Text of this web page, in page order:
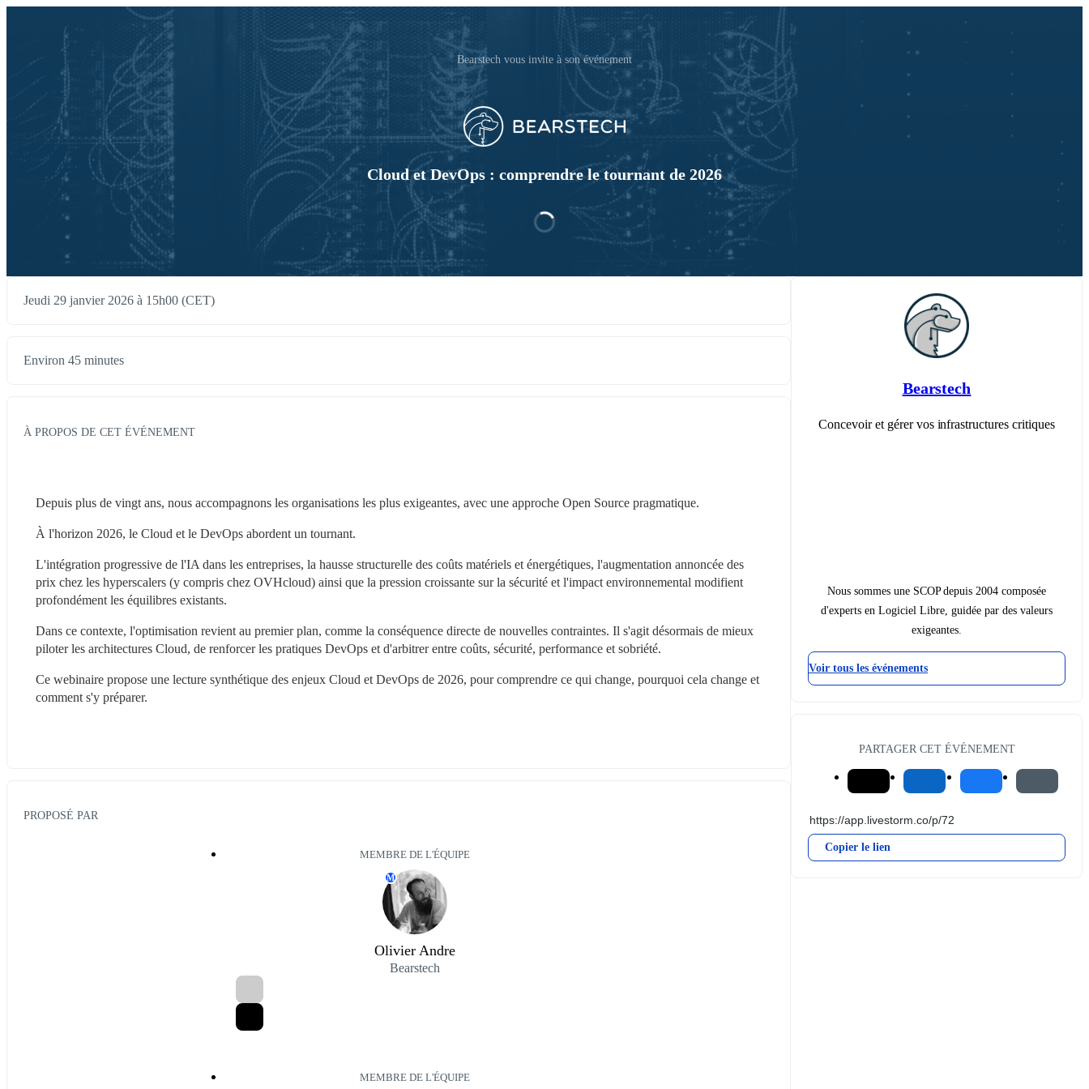
Bearstech vous invite à son événement
Cloud et DevOps : comprendre le tournant de 2026
Jeudi 29 janvier 2026 à 15h00 (CET)
Environ 45 minutes
À PROPOS DE CET ÉVÉNEMENT
Depuis plus de vingt ans, nous accompagnons les organisations les plus exigeantes, avec une approche Open Source pragmatique.
À l'horizon 2026, le Cloud et le DevOps abordent un tournant.
L'intégration progressive de l'IA dans les entreprises, la hausse structurelle des coûts matériels et énergétiques, l'augmentation annoncée des
prix chez les hyperscalers (y compris chez OVHcloud) ainsi que la pression croissante sur la sécurité et l'impact environnemental modifient
profondément les équilibres existants.
Dans ce contexte, l'optimisation revient au premier plan, comme la conséquence directe de nouvelles contraintes. Il s'agit désormais de mieux
piloter les architectures Cloud, de renforcer les pratiques DevOps et d'arbitrer entre coûts, sécurité, performance et sobriété.
Ce webinaire propose une lecture synthétique des enjeux Cloud et DevOps de 2026, pour comprendre ce qui change, pourquoi cela change et
comment s'y préparer.
PROPOSÉ PAR
MEMBRE DE L'ÉQUIPE
M
Olivier Andre
Bearstech
MEMBRE DE L'ÉQUIPE
Bearstech
Concevoir et gérer vos infrastructures critiques
Nous sommes une SCOP depuis 2004 composée
d'experts en Logiciel Libre, guidée par des valeurs
exigeantes.
Voir tous les événements
PARTAGER CET ÉVÉNEMENT
Copier le lien